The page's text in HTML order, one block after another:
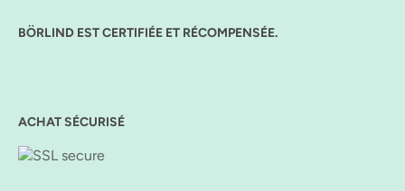
BÖRLIND EST CERTIFIÉE ET RÉCOMPENSÉE.
ACHAT SÉCURISÉ